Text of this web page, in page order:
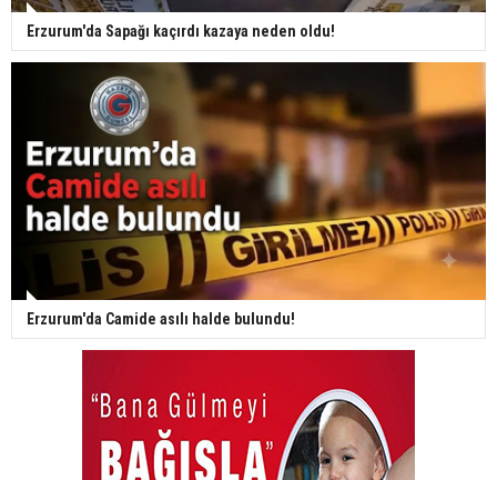
Erzurum'da Sapağı kaçırdı kazaya neden oldu!
Erzurum'da Camide asılı halde bulundu!